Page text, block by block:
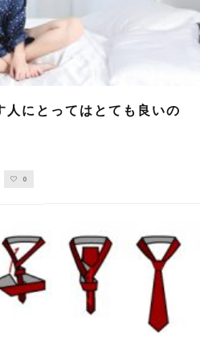
人にとってはとても良いの
0